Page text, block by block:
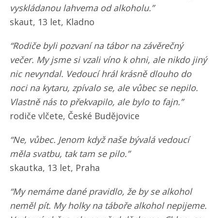
vyskládanou lahvema od alkoholu.”
skaut, 13 let, Kladno
“Rodiče byli pozvaní na tábor na závěrečný
večer. My jsme si vzali víno k ohni, ale nikdo jiný
nic nevyndal. Vedoucí hrál krásně dlouho do
noci na kytaru, zpívalo se, ale vůbec se nepilo.
Vlastně nás to překvapilo, ale bylo to fajn.”
rodiče vlčete, České Budějovice
“Ne, vůbec. Jenom když naše bývalá vedoucí
měla svatbu, tak tam se pilo.”
skautka, 13 let, Praha
“My nemáme dané pravidlo, že by se alkohol
neměl pít. My holky na táboře alkohol nepijeme.